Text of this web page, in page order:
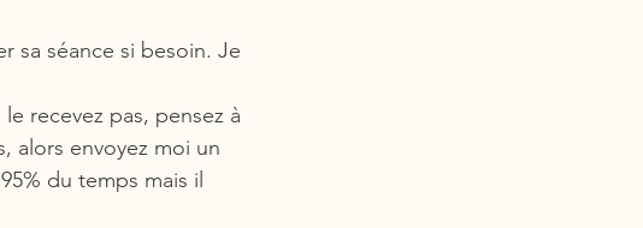
sa séance si besoin. Je
recevez pas, pensez à
alors envoyez moi un
du temps mais il